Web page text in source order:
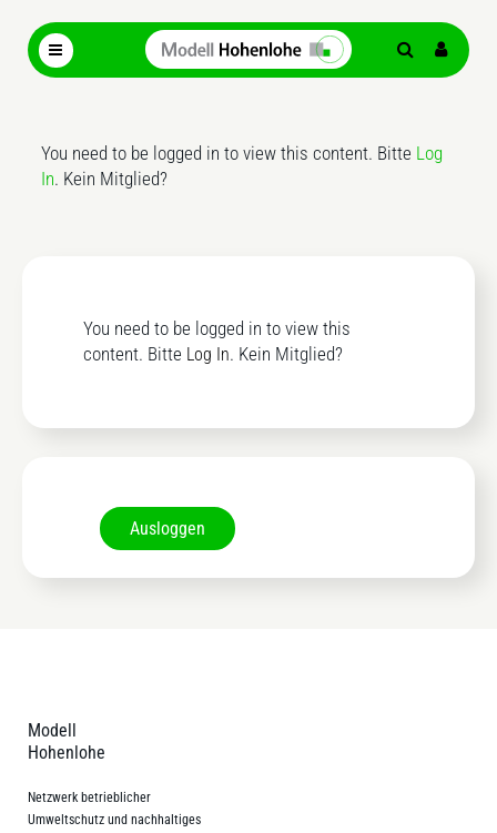
You need to be logged in to view this content. Bitte Log
In. Kein Mitglied?
You need to be logged in to view this
content. Bitte Log In. Kein Mitglied?
Ausloggen
Modell
Hohenlohe
Netzwerk betrieblicher
Umweltschutz und nachhaltiges